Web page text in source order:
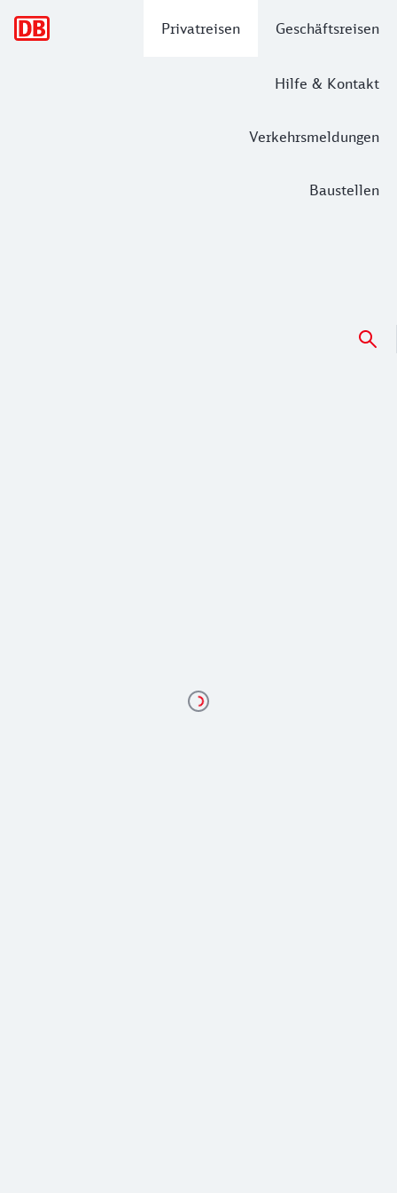
Privatreisen Geschäftsreisen
Hilfe & Kontakt
Verkehrsmeldungen
Baustellen